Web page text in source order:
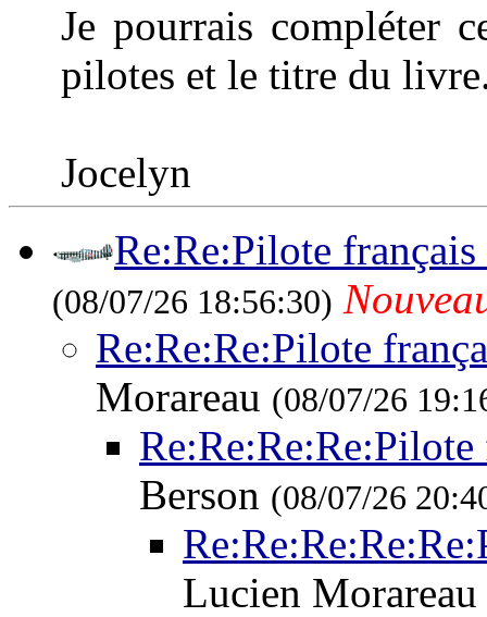
Je pourrais compléter
pilotes et le titre du
Jocelyn
Re:Re:Pilote
(08/07/26 18:56:30)
Re:Re:Re:Pilote
Morareau (08/07/26
Berson (08/07/26
Lucien Morareau